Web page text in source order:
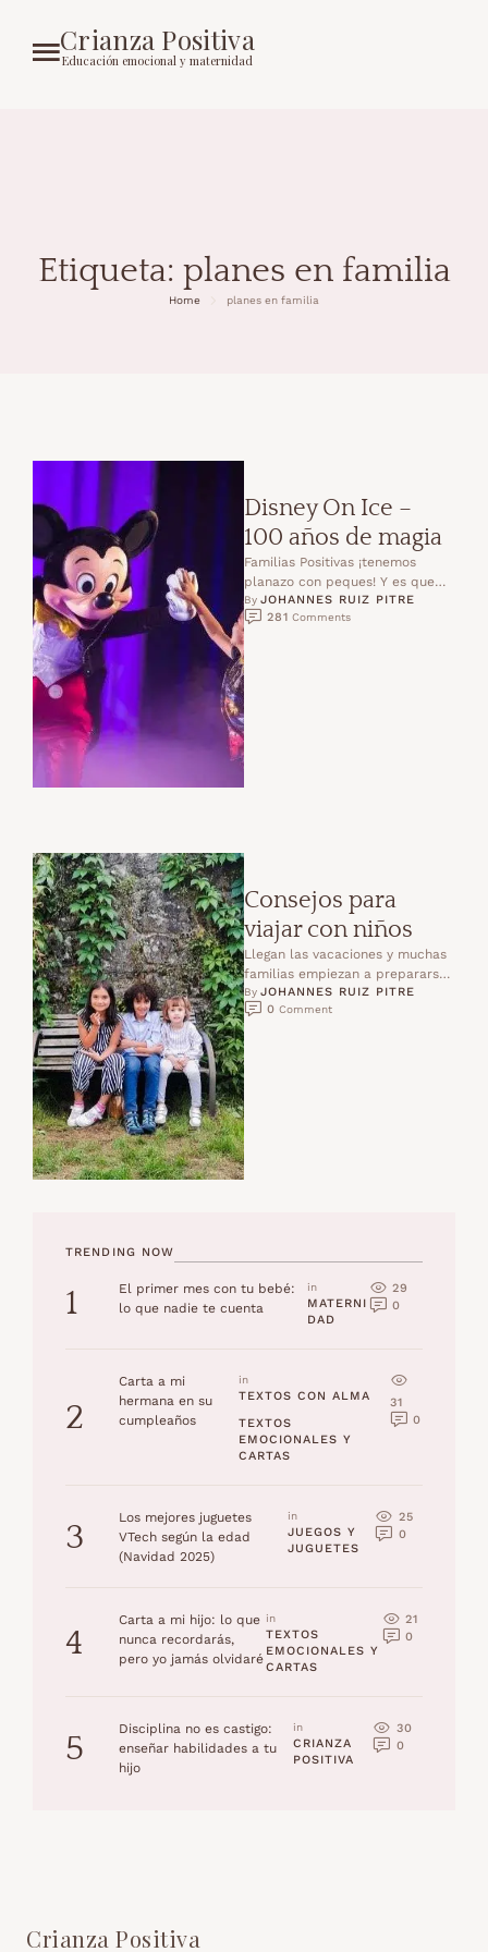
Crianza Positiva
Educación emocional y maternidad
Etiqueta: planes en familia
Home planes en familia
Disney On Ice –
100 años de magia
Familias Positivas ¡tenemos
planazo con peques! Y es que
entre el 27 de febrero y el 15 de
…
By JOHANNES RUIZ PITRE
281 Comments
Consejos para
viajar con niños
Llegan las vacaciones y muchas
familias empiezan a prepararse
para viajar en coche con niños.
Los viajes largos …
By JOHANNES RUIZ PITRE
0 Comment
TRENDING NOW
1
El primer mes con tu bebé:
lo que nadie te cuenta
in
MATERNI
DAD
29
0
2
Carta a mi
hermana en su
cumpleaños
in
TEXTOS CON ALMA
TEXTOS
EMOCIONALES Y
CARTAS
31
0
3
Los mejores juguetes
VTech según la edad
(Navidad 2025)
in
JUEGOS Y
JUGUETES
25
0
4
Carta a mi hijo: lo que
nunca recordarás,
pero yo jamás olvidaré
in
TEXTOS
EMOCIONALES Y
CARTAS
21
0
5
Disciplina no es castigo:
enseñar habilidades a tu
hijo
in
CRIANZA
POSITIVA
30
0
Crianza Positiva